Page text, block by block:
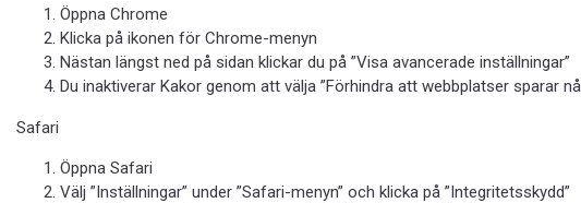
Öppna Chrome
Klicka på ikonen för Chrome-menyn
Nästan längst ned på sidan klickar du på ”Visa avancerade inställningar”
Du inaktiverar Kakor genom att välja ”Förhindra att webbplatser sparar
Safari
Öppna Safari
Välj ”Inställningar” under ”Safari-menyn” och klicka på ”Integritetsskydd”